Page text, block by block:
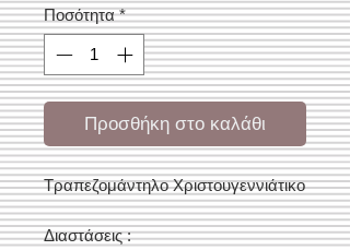
Ποσότητα *
Προσθήκη στο καλάθι
Τραπεζομάντηλο Χριστουγεννιάτικο
Διαστάσεις :